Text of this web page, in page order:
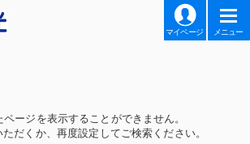
マイページ メニュー
ージを表示することができません。
だくか、再度設定してご検索ください。